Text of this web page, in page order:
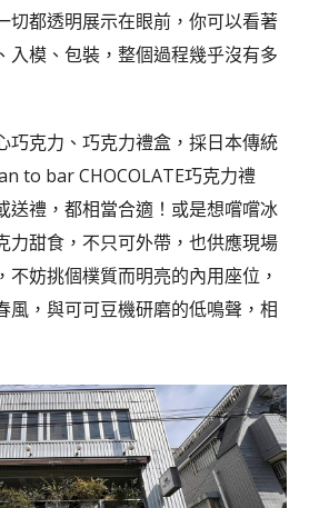
切都透明展示在眼前，你可以看著
入模、包裝，整個過程幾乎沒有多
巧克力、巧克力禮盒，採日本傳統
to bar CHOCOLATE巧克力禮
送禮，都相當合適！或是想嚐嚐冰
力甜食，不只可外帶，也供應現場
不妨挑個樸質而明亮的內用座位，
風，與可可豆機研磨的低鳴聲，相